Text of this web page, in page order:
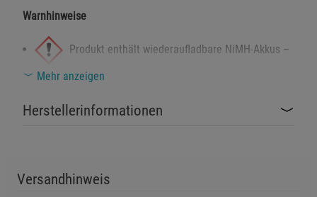
Warnhinweise
Produkt enthält wiederaufladbare NiMH-Akkus –
unsachgemäßer Umgang kann zu Leckagen oder
Nicht für Kinder unter 14 Jahren geeignet –
Sicherheitshinweise
Mehr anzeigen
Herstellerinformationen
Versandhinweis